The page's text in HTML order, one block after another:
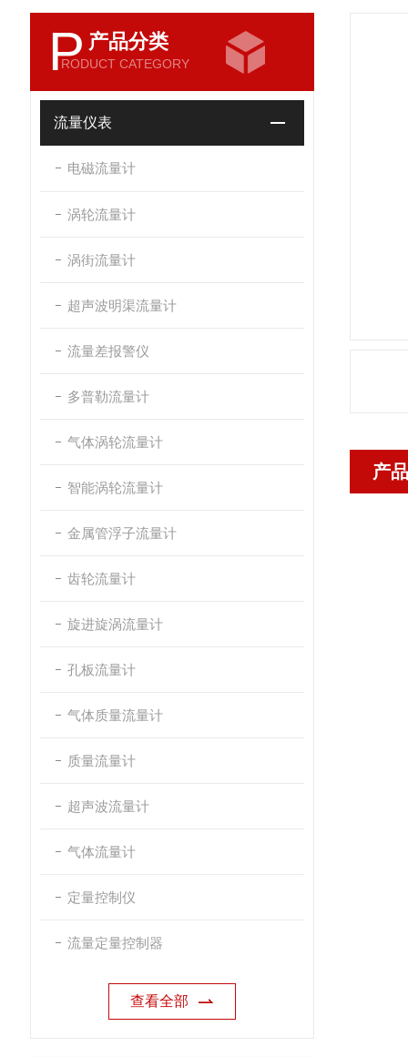
P 产品分类
RODUCT CATEGORY
流量仪表
电磁流量计
涡轮流量计
涡街流量计
超声波明渠流量计
流量差报警仪
多普勒流量计
气体涡轮流量计
智能涡轮流量计
金属管浮子流量计
齿轮流量计
旋进旋涡流量计
孔板流量计
气体质量流量计
质量流量计
超声波流量计
气体流量计
定量控制仪
流量定量控制器
查看全部
产